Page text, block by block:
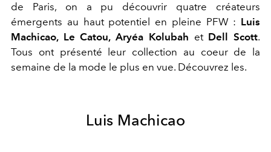
de Paris, on a pu découvrir quatre créateurs
émergents au haut potentiel en pleine PFW : Luis
Machicao, Le Catou, Aryéa Kolubah etDell Scott.
Tous ont présenté leur collection au coeur de la
semaine de la mode le plus en vue. Découvrez les.
Luis Machicao